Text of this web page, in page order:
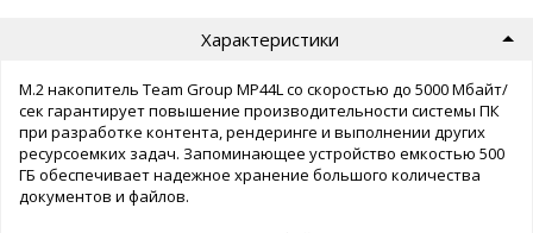
Характеристики
M.2 накопитель Team Group MP44L со скоростью до 5000 Мбайт/
сек гарантирует повышение производительности системы ПК
при разработке контента, рендеринге и выполнении других
ресурсоемких задач. Запоминающее устройство емкостью 500
ГБ обеспечивает надежное хранение большого количества
документов и файлов.